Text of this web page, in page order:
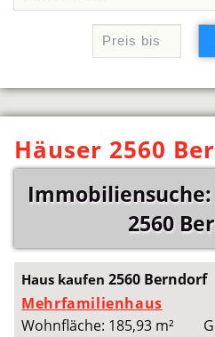
Häuser 2560
2560
Haus kaufen2560 Berndorf
Mehrfamilienhaus
Wohnfläche: 185,93 m²